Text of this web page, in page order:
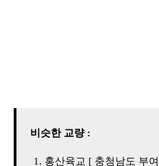
비슷한 교량 :
홍산육교 [ 충청남도 부